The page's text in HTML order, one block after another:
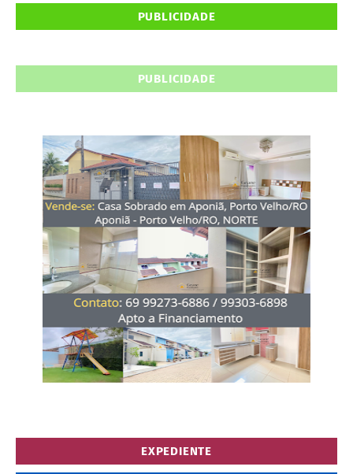
PUBLICIDADE
PUBLICIDADE
EXPEDIENTE